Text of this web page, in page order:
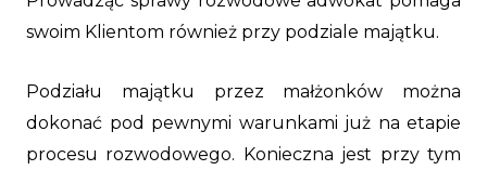
swoim Klientom również przy podziale majątku.
Podziału majątku przez małżonków można
dokonać pod pewnymi warunkami już na etapie
procesu rozwodowego. Konieczna jest przy tym